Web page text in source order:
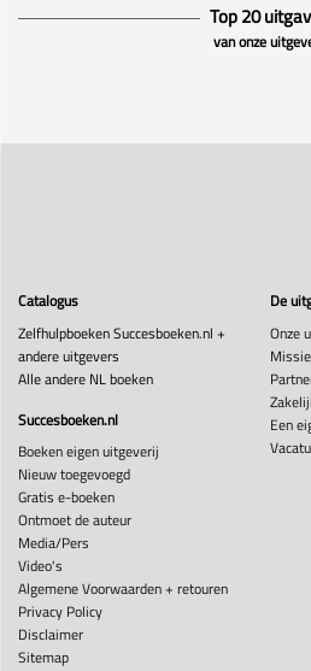
Top 20
van onze
Catalogus
Zelfhulpboeken Succesboeken.nl +
andere uitgevers
Alle andere NL boeken
Succesboeken.nl
Boeken eigen uitgeverij
Nieuw toegevoegd
Gratis e-boeken
Ontmoet de auteur
Media/Pers
Video's
Algemene Voorwaarden + retouren
Privacy Policy
Disclaimer
Sitemap
De
Onze
Een